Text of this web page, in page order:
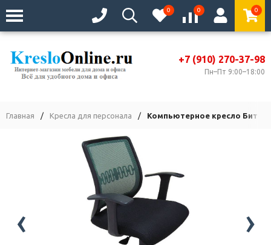
0 0 0
+7 (910) 270-37-98
Пн–Пт 9:00–18:00
Главная / Кресла для персонала / Компьютерное кресло Бит-T
‹ ›